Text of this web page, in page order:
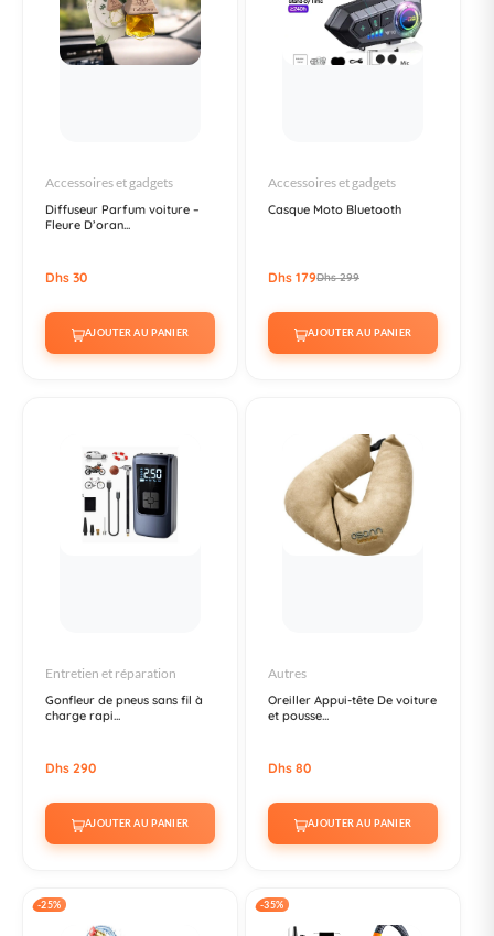
Accessoires et gadgets
Diffuseur Parfum voiture –
Fleure D’oran...
Dhs 30
AJOUTER AU PANIER
Accessoires et gadgets
Casque Moto Bluetooth
Dhs 179Dhs 299
AJOUTER AU PANIER
Entretien et réparation
Gonfleur de pneus sans fil à
charge rapi...
Dhs 290
AJOUTER AU PANIER
Autres
Oreiller Appui-tête De voiture
et pousse...
Dhs 80
AJOUTER AU PANIER
-25% -35%